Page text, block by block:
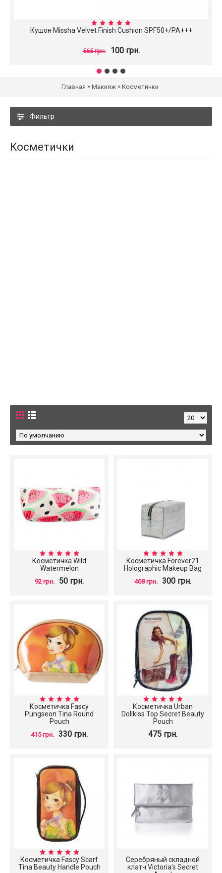
Кушон Missha Velvet Finish Cushion SPF50+/PA+++
565 грн. 100 грн.
Главная » Макияж» Косметички
Фильтр
Косметички
Косметичка Wild
Watermelon
92 грн. 50 грн.
Косметичка Forever21
Holographic Makeup Bag
468 грн. 300 грн.
Косметичка Fascy
Pungseon Tina Round
Pouch
415 грн. 330 грн.
Косметичка Urban
Dollkiss Top Secret Beauty
Pouch
475 грн.
Косметичка Fascy Scarf
Tina Beauty Handle Pouch
Серебряный складной
клатч Victoria's Secret